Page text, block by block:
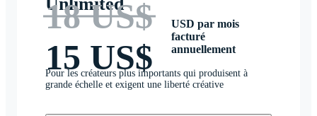
18 US$
15 US$
USD par mois
facturé
annuellement
Pour les créateurs plus importants qui produisent à
grande échelle et exigent une liberté créative